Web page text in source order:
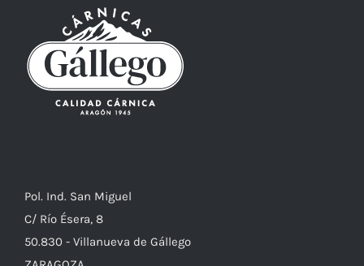
Pol. Ind. San Miguel
C/ Río Ésera, 8
50.830 - Villanueva de Gállego